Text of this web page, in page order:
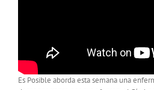
Es Posible aborda esta semana una